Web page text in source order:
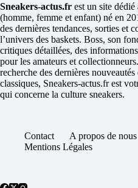
Sneakers-actus.fr est un site dédié
(homme, femme et enfant) né en
des dernières tendances, sorties et
l’univers des baskets. Boss, son
critiques détaillées, des
pour les amateurs et
recherche des dernières
classiques, Sneakers-actus.fr est
qui concerne la culture sneakers.
Contact A propos de nous
Mentions Légales